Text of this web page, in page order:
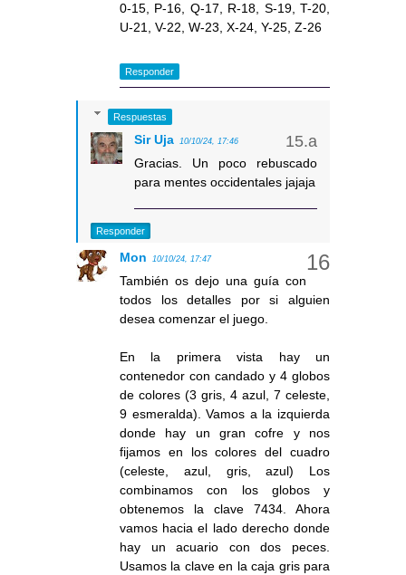
0-15, P-16, Q-17, R-18, S-19, T-20,
U-21, V-22, W-23, X-24, Y-25, Z-26
Responder
Respuestas
Sir Uja 10/10/24, 17:46
Gracias. Un poco rebuscado
para mentes occidentales jajaja
Responder
Mon 10/10/24, 17:47
También os dejo una guía con
todos los detalles por si alguien
desea comenzar el juego.
En la primera vista hay un
contenedor con candado y 4 globos
de colores (3 gris, 4 azul, 7 celeste,
9 esmeralda). Vamos a la izquierda
donde hay un gran cofre y nos
fijamos en los colores del cuadro
(celeste, azul, gris, azul) Los
combinamos con los globos y
obtenemos la clave 7434. Ahora
vamos hacia el lado derecho donde
hay un acuario con dos peces.
Usamos la clave en la caja gris para